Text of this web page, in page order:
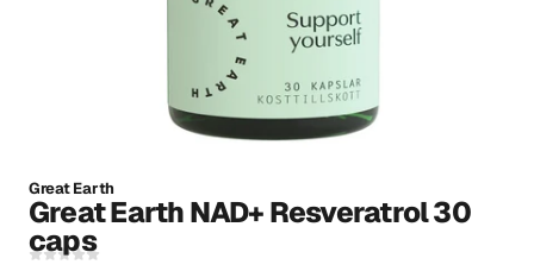
Great Earth
Great Earth NAD+ Resveratrol 30
caps